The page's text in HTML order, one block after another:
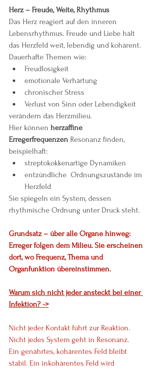
Herz – Freude, Weite, Rhythmus
Das Herz reagiert auf den inneren
Lebensrhythmus. Freude und Liebe hält
das Herzfeld weit, lebendig und kohärent.
Dauerhafte Themen wie:
Freudlosigkeit
emotionale Verhärtung
chronischer Stress
Verlust von Sinn oder Lebendigkeit
verändern das Herzmilieu.
Hier können herzaffine
Erregerfrequenzen Resonanz finden,
beispielhaft:
streptokokkenartige Dynamiken
entzündliche  Ordnungszustände im
Herzfeld
Sie spiegeln ein System, dessen
rhythmische Ordnung unter Druck steht.
Grundsatz – über alle Organe hinweg:
Erreger folgen dem Milieu. Sie erscheinen
dort, wo Frequenz, Thema und
Organfunktion übereinstimmen.
Warum sich nicht jeder ansteckt bei einer
Infektion? ->
Nicht jeder Kontakt führt zur Reaktion.
Nicht jedes System geht in Resonanz.
Ein genährtes, kohärentes Feld bleibt
stabil. Ein inkohärentes Feld wird